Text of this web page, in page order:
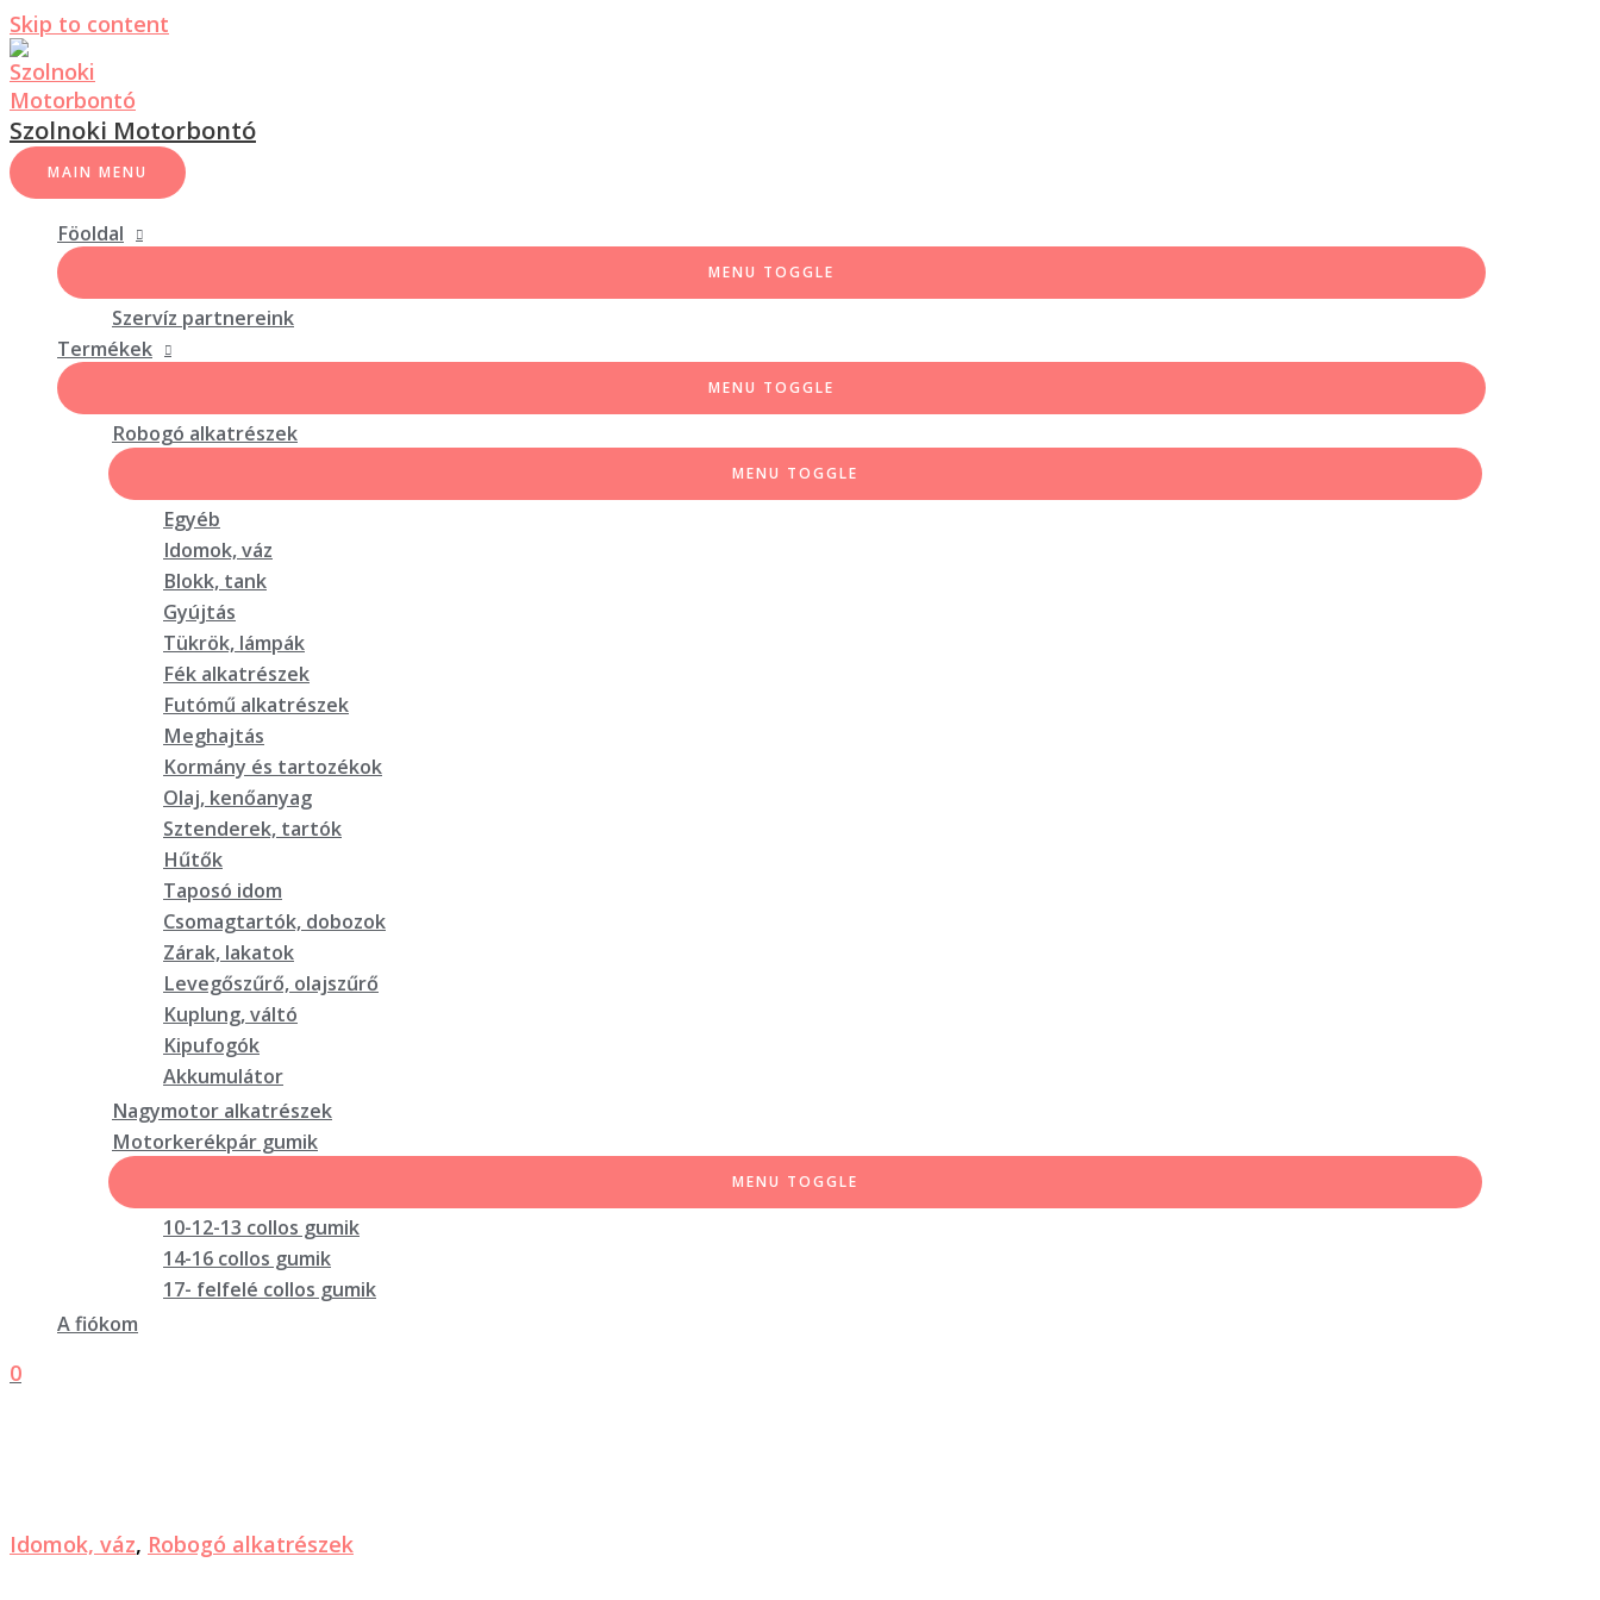
Skip to content
Szolnoki Motorbontó
MAIN MENU
Föoldal
MENU TOGGLE
Szervíz partnereink
Termékek
MENU TOGGLE
Robogó alkatrészek
MENU TOGGLE
Egyéb
Idomok, váz
Blokk, tank
Gyújtás
Tükrök, lámpák
Fék alkatrészek
Futómű alkatrészek
Meghajtás
Kormány és tartozékok
Olaj, kenőanyag
Sztenderek, tartók
Hűtők
Taposó idom
Csomagtartók, dobozok
Zárak, lakatok
Levegőszűrő, olajszűrő
Kuplung, váltó
Kipufogók
Akkumulátor
Nagymotor alkatrészek
Motorkerékpár gumik
MENU TOGGLE
10-12-13 collos gumik
14-16 collos gumik
17- felfelé collos gumik
A fiókom
0
Idomok, váz, Robogó alkatrészek